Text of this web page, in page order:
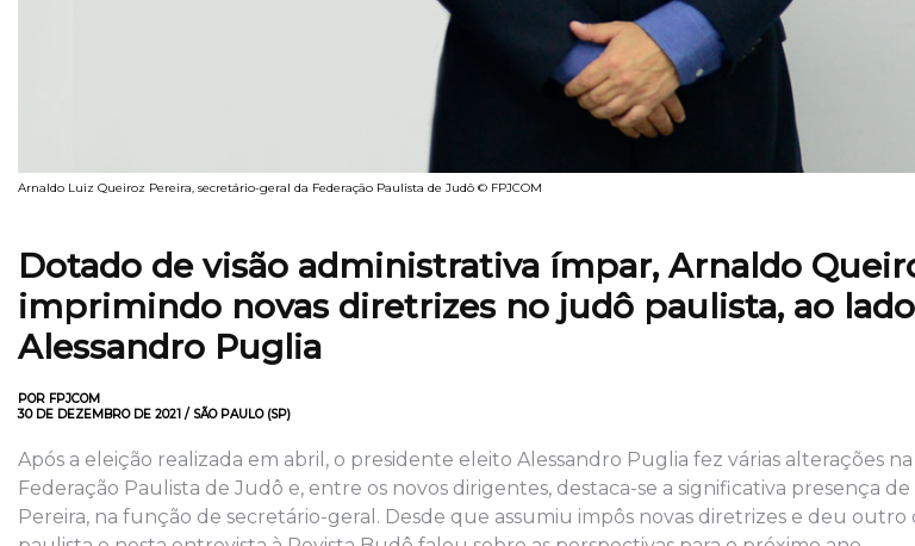
Arnaldo Luiz Queiroz Pereira, secretário-geral da Federação Paulista de Judô © FPJCOM
Dotado de visão administrativa ímpar, Arnaldo
imprimindo novas diretrizes no judô paulista, ao
Alessandro Puglia
POR FPJCOM
30 DE DEZEMBRO DE 2021 / SÃO PAULO (SP)
Após a eleição realizada em abril, o presidente eleito Alessandro Puglia fez várias alterações
Federação Paulista de Judô e, entre os novos dirigentes, destaca-se a significativa presença
Pereira, na função de secretário-geral. Desde que assumiu impôs novas diretrizes e deu